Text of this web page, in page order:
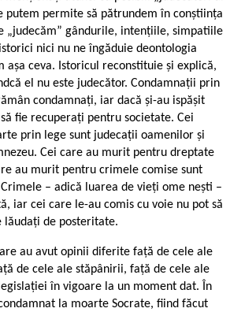
putem permite să pătrundem în conștiința
„judecăm” gândurile, inten­țiile, simpatiile
nici nu ne îngăduie deontologia
așa ceva. Istoricul reconstituie și explică,
el nu este judecător. Condamnații prin
condamnați, iar dacă și-au ispășit
fie recuperați pentru societate. Cei
prin lege sunt judecații oamenilor și
Cei care au murit pentru dreptate
au murit pentru crimele comise sunt
– adică luarea de vieți ome ­nești –
iar cei care le-au comis cu voie nu pot să
lăudați de posteritate.
au avut opinii diferite față de cele ale
de cele ale stăpânirii, față de cele ale
în vigoare la un moment dat. În
la moarte Socrate, fiind făcut